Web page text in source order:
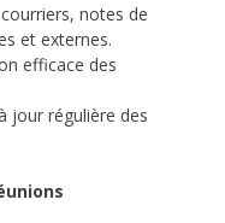
notes de
et externes.
efficace des
jour régulière des